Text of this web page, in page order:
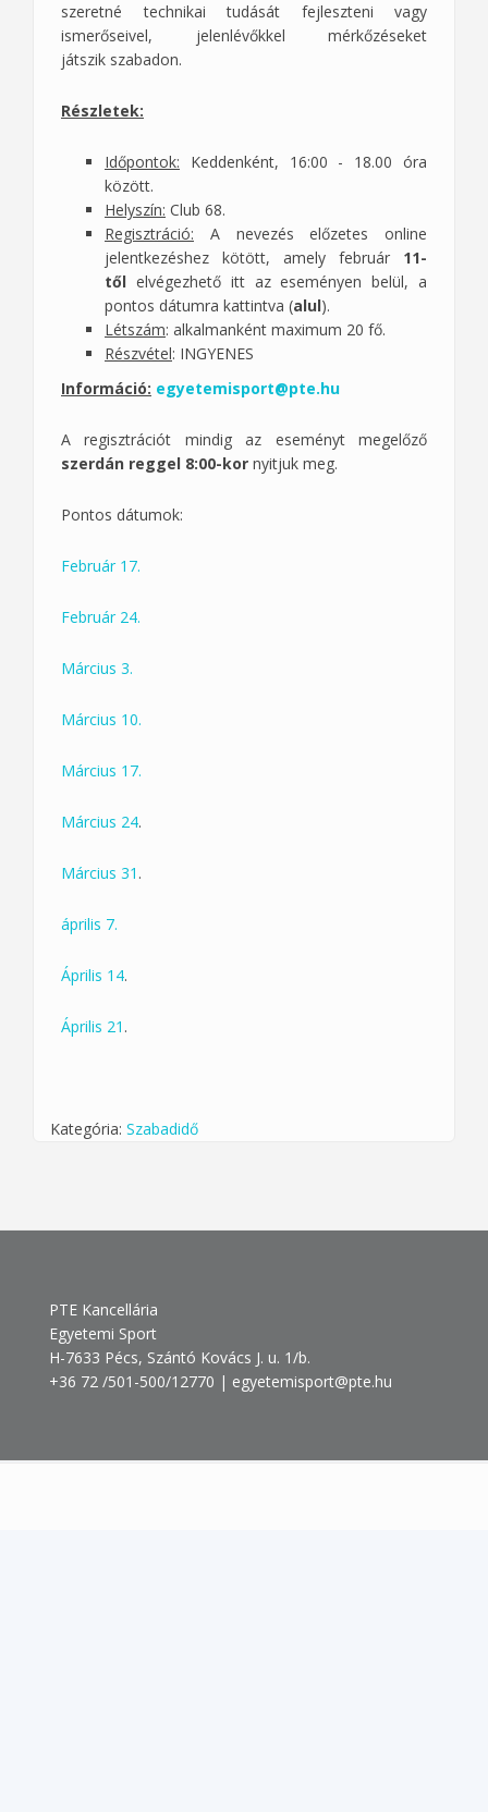
szeretné technikai tudását fejleszteni vagy
ismerőseivel, jelenlévőkkel mérkőzéseket
játszik szabadon.
Részletek:
Időpontok: Keddenként, 16:00 - 18.00 óra
között.
Helyszín: Club 68.
Regisztráció: A nevezés előzetes online
jelentkezéshez kötött, amely február 11-
től elvégezhető itt az eseményen belül, a
pontos dátumra kattintva (alul).
Létszám: alkalmanként maximum 20 fő.
Részvétel: INGYENES
Információ: egyetemisport@pte.hu
A regisztrációt mindig az eseményt megelőző
szerdán reggel 8:00-kor nyitjuk meg.
Pontos dátumok:
Február 17.
Február 24.
Március 3.
Március 10.
Március 17.
Március 24.
Március 31 .
április 7.
Április 14.
Április 21 .
Kategória: Szabadidő
PTE Kancellária
Egyetemi Sport
H-7633 Pécs, Szántó Kovács J. u. 1/b.
+36 72 /501-500/12770 | egyetemisport@pte.hu